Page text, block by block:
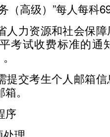
高级）”每人每科
力资源和社会保障
考试收费标准的通
交考生个人邮箱信
。
序